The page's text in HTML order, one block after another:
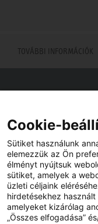
TOVÁBBI INFORMÁCIÓK
Viszonteladót keres az
Cookie-
Sütiket használunk
elemezzük az Ön
élményt nyújtsuk
sütiket, amelyek a
üzleti céljaink
hirdetésekhez
amelyeket kizárólag
„Összes elfogadása”